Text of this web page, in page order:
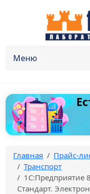
Меню
Главная Прайс-
Транспорт
1С:Предприятие
Стандарт.